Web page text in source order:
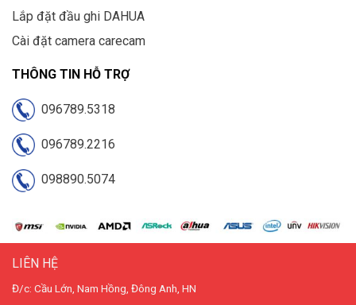
Lắp đặt đầu ghi DAHUA
Cài đặt camera carecam
THÔNG TIN HỖ TRỢ
096789.5318
096789.2216
098890.5074
LIÊN HỆ
Đ/c: Cầu Lớn, Nam Hồng, Đông Anh, HN